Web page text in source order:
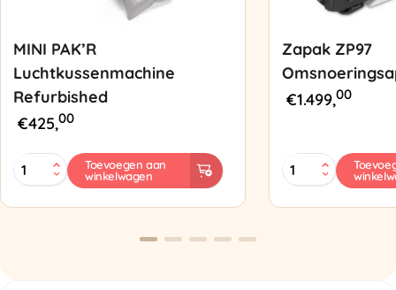
MINI PAK’R
Luchtkussenmachine
Refurbished
€425,00
MINI
PAK'R
Refurbished
Toevoegen aan
winkelwagen
Zapak ZP97
€1.499,00
Zapak
ZP97
aantal